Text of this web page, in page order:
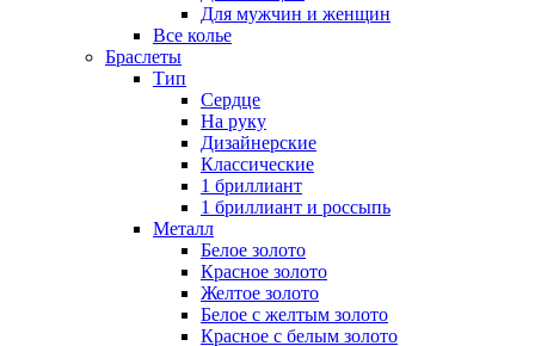
Для мужчин и женщин
Все колье
Браслеты
Тип
Сердце
На руку
Дизайнерские
Классические
1 бриллиант
1 бриллиант и россыпь
Металл
Белое золото
Красное золото
Желтое золото
Белое с желтым золото
Красное с белым золото